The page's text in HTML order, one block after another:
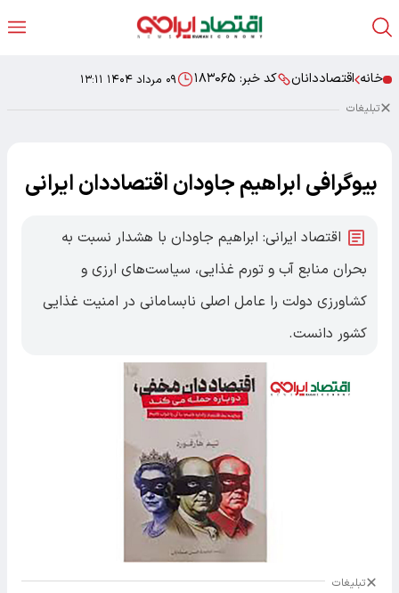
خانه اقتصاددانان کد خبر: ۱۸۳۰۶۵ ۰۹ مرداد ۱۴۰۴ ۱۳:۱۱
تبلیغات
بیوگرافی ابراهیم جاودان اقتصاددان ایرانی
اقتصاد ایرانی: ابراهیم جاودان با هشدار نسبت به
بحران منابع آب و تورم غذایی، سیاست‌های ارزی و
کشاورزی دولت را عامل اصلی نابسامانی در امنیت غذایی
کشور دانست.
تبلیغات